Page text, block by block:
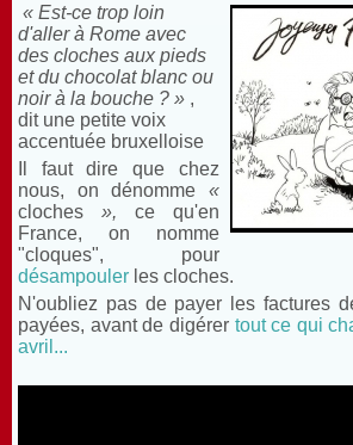
« Est-ce trop loin
d'aller à Rome avec
des cloches aux pieds
et du chocolat blanc ou
noir à la bouche ? » ,
dit une petite voix
accentuée bruxelloise
Il faut dire que chez
nous, on dénomme «
cloches », ce qu'en
France, on nomme
"cloques", pour
désampouler les cloches.
N'oubliez pas de payer les factures
payées, avant de digérer tout ce qui
avril...